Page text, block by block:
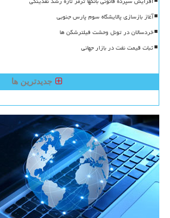
آغاز بازسازی پالایشگاه سوم پارس جنوبی
خردسالان در تونل وحشت فیلترشکن ها
ثبات قیمت نفت در بازار جهانی
جدیدترین ها